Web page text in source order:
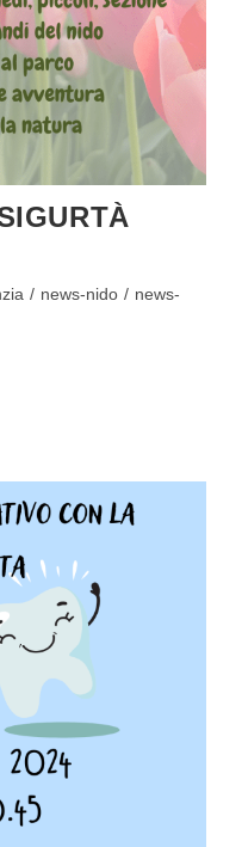
/ news-nido / news-